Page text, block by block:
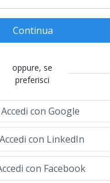
Continua
oppure, se
preferisci
con Google
con LinkedIn
con Facebook